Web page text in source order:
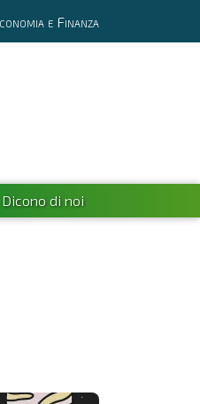
e Finanza
Dicono di noi